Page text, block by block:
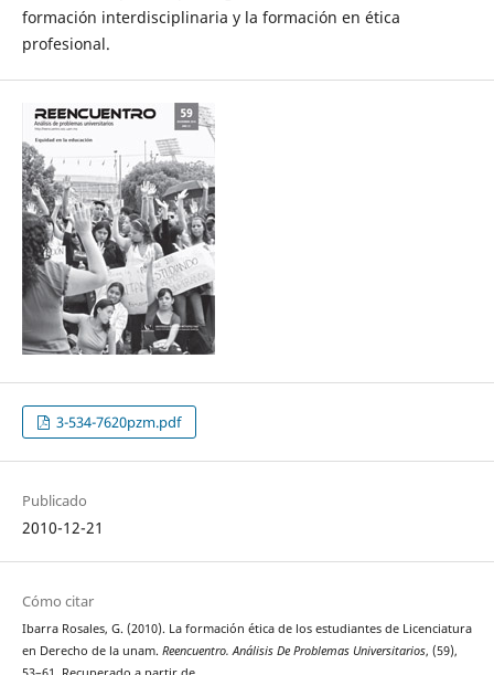
formación interdisciplinaria y la formación en ética
profesional.
3-534-7620pzm.pdf
Publicado
2010-12-21
Cómo citar
Ibarra Rosales, G. (2010). La formación ética de los estudiantes de Licenciatura
en Derecho de la unam. Reencuentro. Análisis De Problemas Universitarios, (59),